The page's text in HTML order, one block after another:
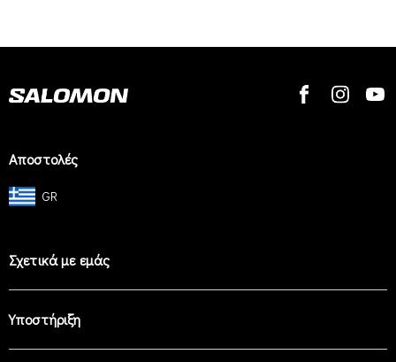
Αποστολές
GR
Σχετικά με εμάς
Υποστήριξη